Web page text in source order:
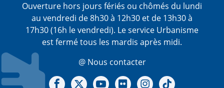
Ouverture hors jours fériés ou chômés du lundi
au vendredi de 8h30 à 12h30 et de 13h30 à
17h30 (16h le vendredi). Le service Urbanisme
est fermé tous les mardis après midi.
@ Nous contacter
Notre Facebook
Notre X - (twitter)
Notre chaine Youtube
Notre Gallerie sur Flickr
Notre Instagram